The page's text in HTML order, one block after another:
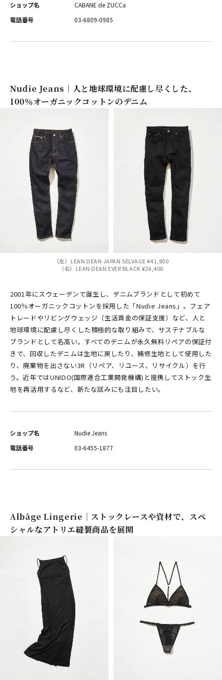
ショップ名
CABANE de ZUCCa
電話番号
03-6809-0985
Nudie Jeans｜人と地球環境に配慮し尽くした、
100％オーガニックコットンのデニム
（左）LEAN DEAN JAPAN SELVAGE ¥41,800
（右）LEAN DEAN EVER BLACK ¥26,400
2001年にスウェーデンで誕生し、デニムブランドとして初めて
100％オーガニックコットンを採用した「Nudie Jeans」。フェア
トレードやリビングウェッジ（生活賃金の保証支援）など、人と
地球環境に配慮し尽くした積極的な取り組みで、サステナブルな
ブランドとして名高い。すべてのデニムが永久無料リペアの保証付
きで、回収したデニムは生地に戻したり、補修生地として使用した
り、廃棄物を出さない3R（リペア、リユース、リサイクル）を行
う。近年ではUNIDO(国際連合工業開発機構)と提携してストック生
地を再活用するなど、新たな試みにも注目したい。
ショップ名
Nudie Jeans
電話番号
03-6455-1877
Albâge Lingerie｜ストックレースや資材で、スペ
シャルなアトリエ縫製商品を展開